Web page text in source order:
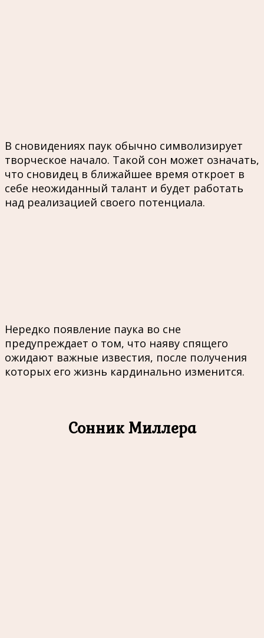
В сновидениях паук обычно символизирует
творческое начало. Такой сон может означать,
что сновидец в ближайшее время откроет в
себе неожиданный талант и будет работать
над реализацией своего потенциала.
Нередко появление паука во сне
предупреждает о том, что наяву спящего
ожидают важные известия, после получения
которых его жизнь кардинально изменится.
Сонник Миллера